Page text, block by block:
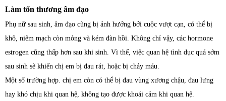
Làm tổn thương âm đạo
Phụ nữ sau sinh, âm đạo cũng bị ảnh hưởng bởi cuộc vượt cạn, có thể bị
khô, niêm mạch còn mỏng và kém đàn hồi. Không chỉ vậy, các hormone
estrogen cũng thấp hơn sau khi sinh. Vì thế, việc quan hệ tình dục quá sớm
sau sinh sẽ khiến chị em bị đau rát, hoặc bị chảy máu.
Một số trường hợp. chị em còn có thể bị đau vùng xương chậu, đau lưng
hay khó chịu khi quan hệ, không tạo được khoái cảm khi quan hệ.